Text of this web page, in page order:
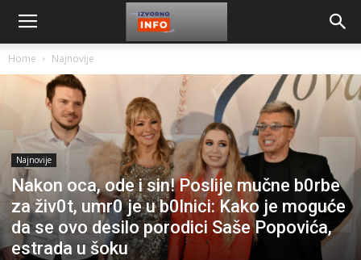
Home Najnovije
Najnovije
Nakon oca, ode i sin! Poslije mučne b0rbe
za živ0t, umr0 je u b0lnici: Kako je moguće
da se ovo desilo porodici Saše Popovića,
estrada u šoku